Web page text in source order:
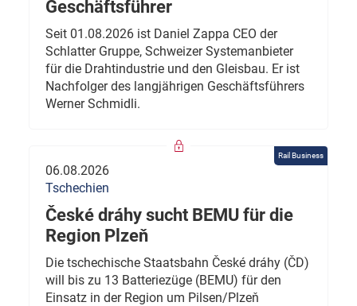
Geschäftsführer
Seit 01.08.2026 ist Daniel Zappa CEO der
Schlatter Gruppe, Schweizer Systemanbieter
für die Drahtindustrie und den Gleisbau. Er ist
Nachfolger des langjährigen Geschäftsführers
Werner Schmidli.
Rail Business
06.08.2026
Tschechien
České dráhy sucht BEMU für die
Region Plzeň
Die tschechische Staatsbahn České dráhy (ČD)
will bis zu 13 Batteriezüge (BEMU) für den
Einsatz in der Region um Pilsen/Plzeň